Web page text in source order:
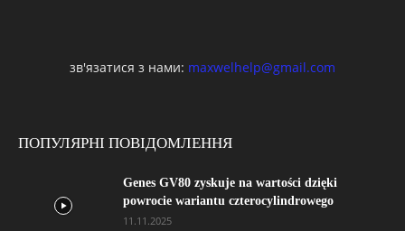
зв'язатися з нами: maxwelhelp@gmail.com
ПОПУЛЯРНІ ПОВІДОМЛЕННЯ
Genes GV80 zyskuje na wartości dzięki
powrocie wariantu czterocylindrowego
11.11.2025